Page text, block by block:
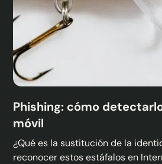
Phishing: cómo
móvil
¿Qué es la sustitución de la
reconocer estos estáfalos en